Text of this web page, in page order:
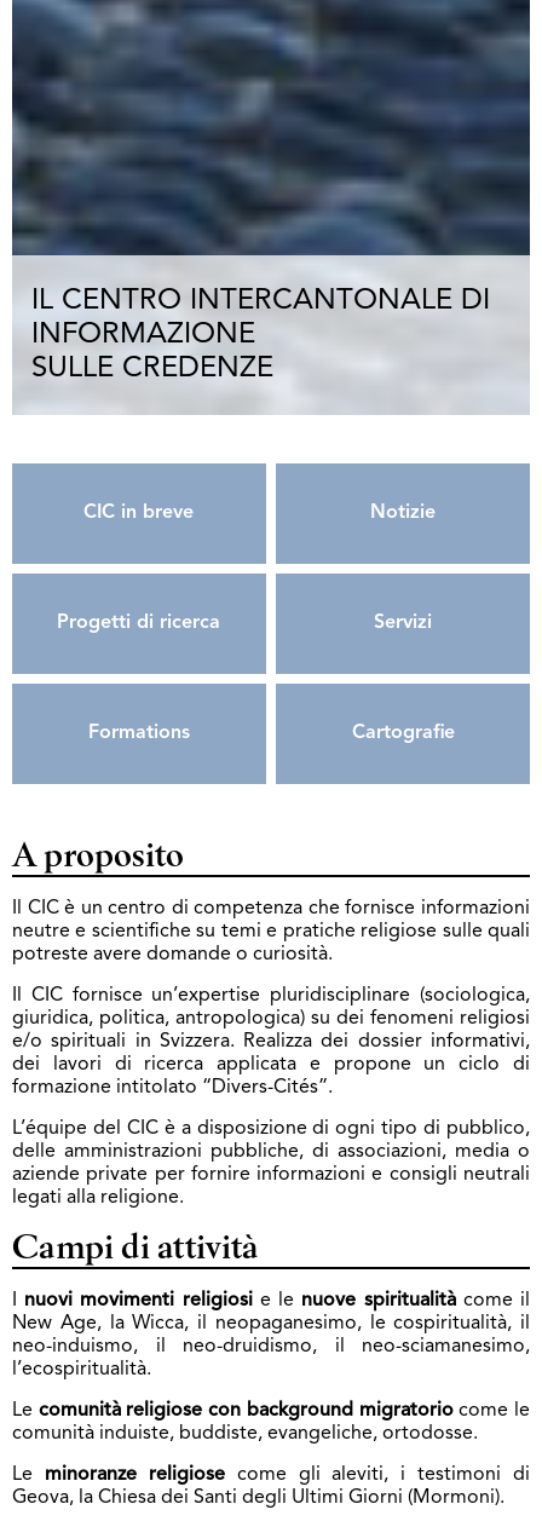
IL CENTRO INTERCANTONALE DI
INFORMAZIONE
SULLE CREDENZE
CIC in breve Notizie
Progetti di ricerca Servizi
Formations Cartografie
A proposito
Il CIC è un centro di competenza che fornisce informazioni
neutre e scientifiche su temi e pratiche religiose sulle quali
potreste avere domande o curiosità.
Il CIC fornisce un’expertise pluridisciplinare (sociologica,
giuridica, politica, antropologica) su dei fenomeni religiosi
e/o spirituali in Svizzera. Realizza dei dossier informativi,
dei lavori di ricerca applicata e propone un ciclo di
formazione intitolato “Divers-Cités”.
L’équipe del CIC è a disposizione di ogni tipo di pubblico,
delle amministrazioni pubbliche, di associazioni, media o
aziende private per fornire informazioni e consigli neutrali
legati alla religione.
Campi di attività
nuovi movimenti religiosie le nuove spiritualitàcome il
New Age, la Wicca, il neopaganesimo, le cospiritualità, il
neo-induismo, il neo-druidismo, il neo-sciamanesimo,
l’ecospiritualità.
Le comunità religiose con background migratoriocome le
comunità induiste, buddiste, evangeliche, ortodosse.
Le minoranze religiosecome gli aleviti, i testimoni di
Geova, la Chiesa dei Santi degli Ultimi Giorni (Mormoni).